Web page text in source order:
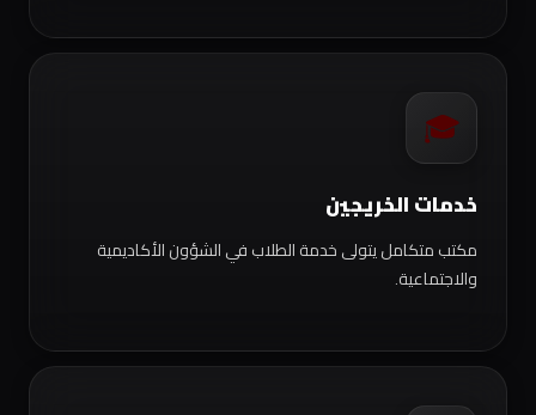
🎓
خدمات الخريجين
مكتب متكامل يتولى خدمة الطلاب في الشؤون الأكاديمية
والاجتماعية.